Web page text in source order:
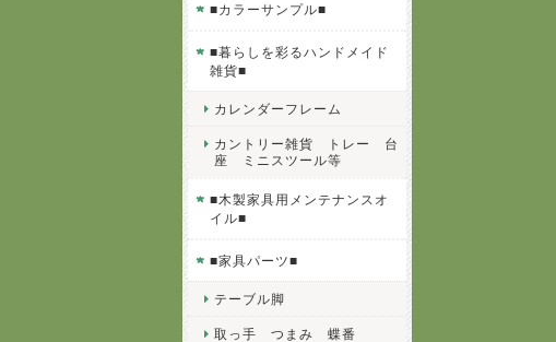
■カラーサンプル■
■暮らしを彩るハンドメイド
雑貨■
カレンダーフレーム
カントリー雑貨 トレー 台
座 ミニスツール等
■木製家具用メンテナンスオ
イル■
■家具パーツ■
テーブル脚
取っ手 つまみ 蝶番